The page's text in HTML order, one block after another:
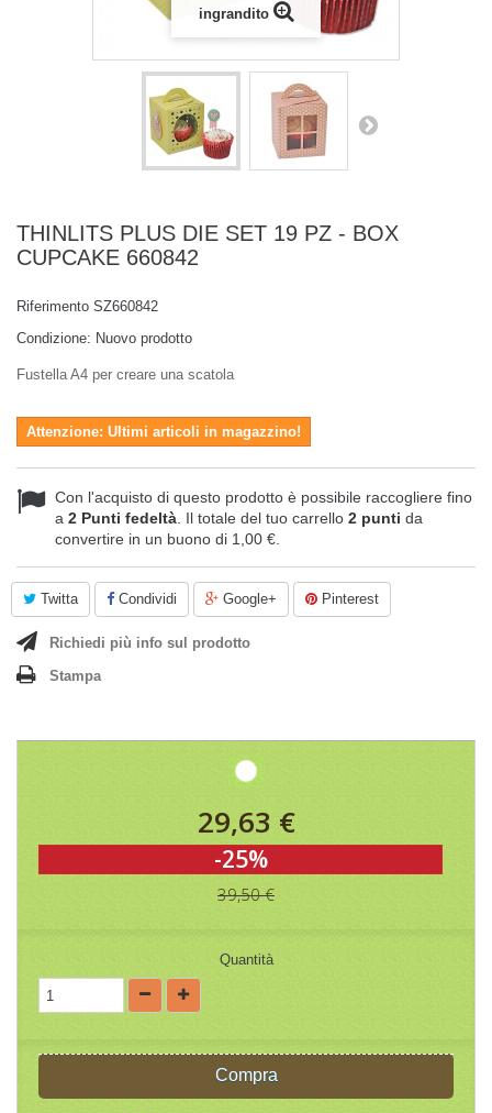
ingrandito
THINLITS PLUS DIE SET 19 PZ - BOX
CUPCAKE 660842
Riferimento SZ660842
Condizione: Nuovo prodotto
Fustella A4 per creare una scatola
Attenzione: Ultimi articoli in magazzino!
Con l'acquisto di questo prodotto è possibile raccogliere fino
a 2 Punti fedeltà . Il totale del tuo carrello 2 punti da
convertire in un buono di 1,00 €
Twitta Condividi Google+ Pinterest
Richiedi più info sul prodotto
Stampa
29,63 €
-25%
39,50 €
Quantità
Compra